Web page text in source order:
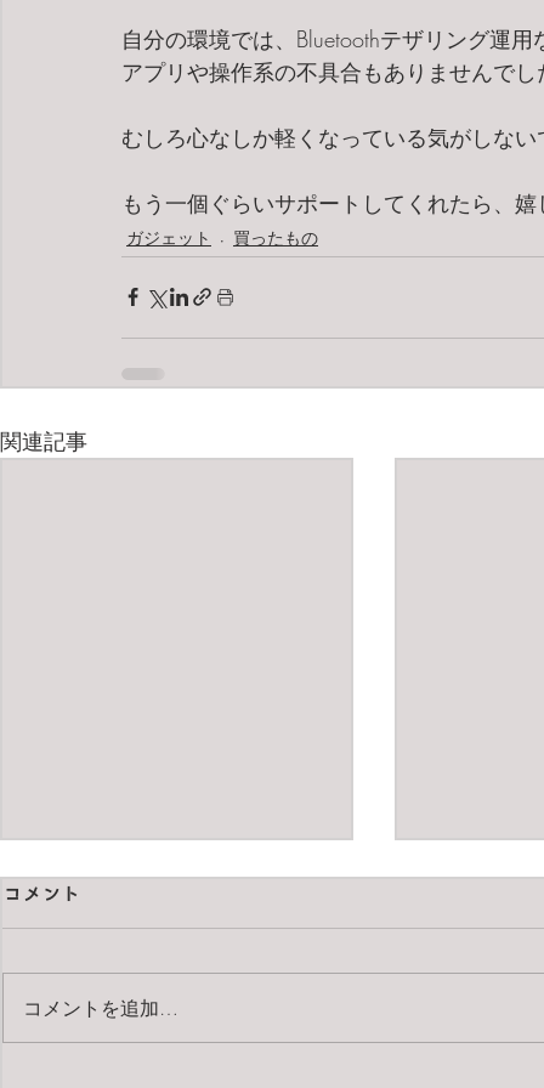
自分の環境では、Bluetoothテザリング運
アプリや操作系の不具合もありませんでし
むしろ心なしか軽くなっている気がしな
もう一個ぐらいサポートしてくれたら、
ガジェット 買ったもの
関連記事
コメント
コメントを追加…